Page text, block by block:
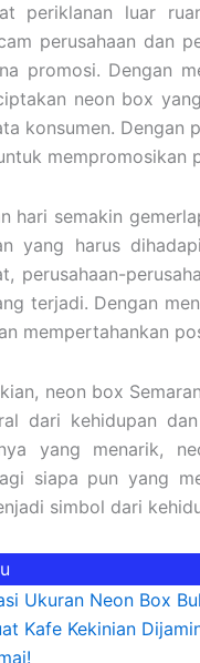
periklanan luar
perusahaan dan
promosi. Dengan
neon box
konsumen. Dengan
mempromosikan
hari semakin
yang harus
perusahaan-
terjadi. Dengan
mempertahankan
neon box
dari kehidupan
yang menarik,
siapa pun yang
simbol dari